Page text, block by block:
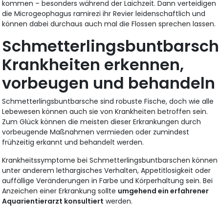
kommen – besonders während der Laichzeit. Dann verteidigen
die Microgeophagus ramirezi ihr Revier leidenschaftlich und
können dabei durchaus auch mal die Flossen sprechen lassen.
Krankheiten erkennen,
vorbeugen und behandeln
Schmetterlingsbuntbarsche sind robuste Fische, doch wie alle
Lebewesen können auch sie von Krankheiten betroffen sein.
Zum Glück können die meisten dieser Erkrankungen durch
vorbeugende Maßnahmen vermieden oder zumindest
frühzeitig erkannt und behandelt werden.
Krankheitssymptome bei Schmetterlingsbuntbarschen können
unter anderem lethargisches Verhalten, Appetitlosigkeit oder
auffällige Veränderungen in Farbe und Körperhaltung sein. Bei
Anzeichen einer Erkrankung sollte umgehend ein erfahrener
Aquarientierarzt konsultiert werden.